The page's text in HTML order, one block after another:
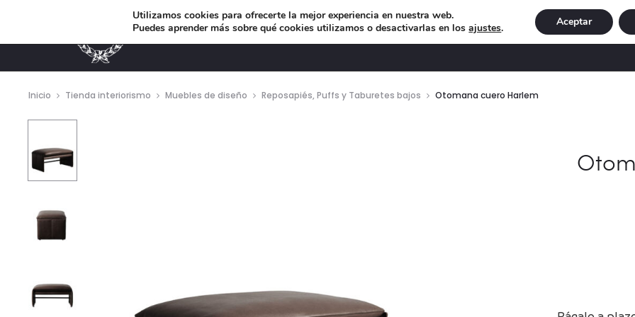
MUEBLES DE DISEÑO ILUMINACIÓN NAVIDAD
Inicio Tienda interiorismo Muebles de diseño Reposapiés, Puffs y Taburetes bajos Otomana cuero Harlem
Utilizamos cookies para ofrecerte la mejor experiencia en nuestra web.
Puedes aprender más sobre qué cookies utilizamos o desactivarlas en losajustes. Aceptar